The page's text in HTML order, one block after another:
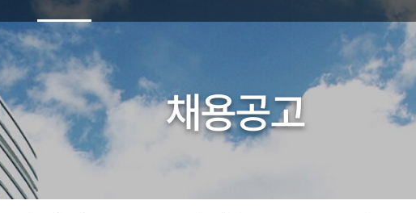
일반현황 채용정보
채용공고